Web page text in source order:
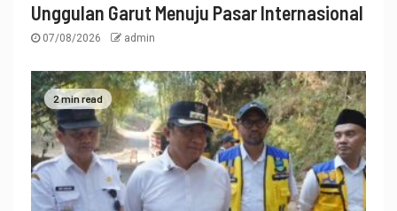
Unggulan Garut Menuju Pasar Internasional
07/08/2026 admin
2 min read